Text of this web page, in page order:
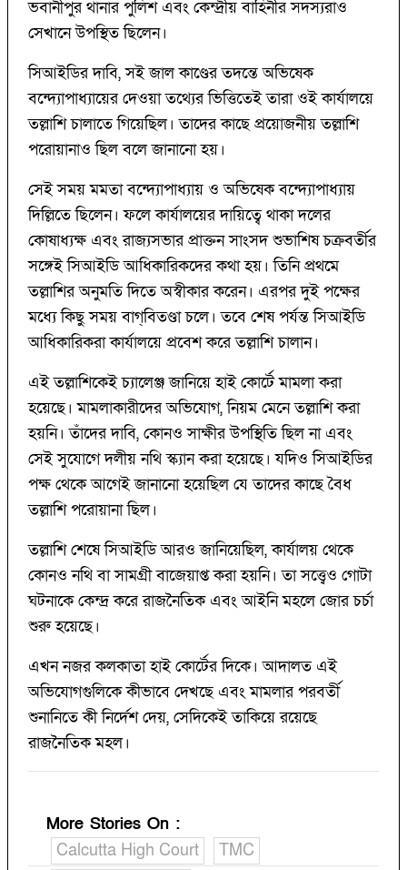
ভবানীপুর থানার পুলিশ এবং কেন্দ্রীয় বাহিনীর সদস্যরাও
সেখানে উপস্থিত ছিলেন।
সিআইডির দাবি, সই জাল কাণ্ডের তদন্তে অভিষেক
বন্দ্যোপাধ্যায়ের দেওয়া তথ্যের ভিত্তিতেই তারা ওই কার্যালয়ে
তল্লাশি চালাতে গিয়েছিল। তাদের কাছে প্রয়োজনীয় তল্লাশি
পরোয়ানাও ছিল বলে জানানো হয়।
সেই সময় মমতা বন্দ্যোপাধ্যায় ও অভিষেক বন্দ্যোপাধ্যায়
দিল্লিতে ছিলেন। ফলে কার্যালয়ের দায়িত্বে থাকা দলের
কোষাধ্যক্ষ এবং রাজ্যসভার প্রাক্তন সাংসদ শুভাশিষ চক্রবর্তীর
সঙ্গেই সিআইডি আধিকারিকদের কথা হয়। তিনি প্রথমে
তল্লাশির অনুমতি দিতে অস্বীকার করেন। এরপর দুই পক্ষের
মধ্যে কিছু সময় বাগ্‌বিতণ্ডা চলে। তবে শেষ পর্যন্ত সিআইডি
আধিকারিকরা কার্যালয়ে প্রবেশ করে তল্লাশি চালান।
এই তল্লাশিকেই চ্যালেঞ্জ জানিয়ে হাই কোর্টে মামলা করা
হয়েছে। মামলাকারীদের অভিযোগ, নিয়ম মেনে তল্লাশি করা
হয়নি। তাঁদের দাবি, কোনও সাক্ষীর উপস্থিতি ছিল না এবং
সেই সুযোগে দলীয় নথি স্ক্যান করা হয়েছে। যদিও সিআইডির
পক্ষ থেকে আগেই জানানো হয়েছিল যে তাদের কাছে বৈধ
তল্লাশি পরোয়ানা ছিল।
তল্লাশি শেষে সিআইডি আরও জানিয়েছিল, কার্যালয় থেকে
কোনও নথি বা সামগ্রী বাজেয়াপ্ত করা হয়নি। তা সত্ত্বেও গোটা
ঘটনাকে কেন্দ্র করে রাজনৈতিক এবং আইনি মহলে জোর চর্চা
শুরু হয়েছে।
এখন নজর কলকাতা হাই কোর্টের দিকে। আদালত এই
অভিযোগগুলিকে কীভাবে দেখছে এবং মামলার পরবর্তী
শুনানিতে কী নির্দেশ দেয়, সেদিকেই তাকিয়ে রয়েছে
রাজনৈতিক মহল।
More Stories On :
Calcutta High Court
TMC